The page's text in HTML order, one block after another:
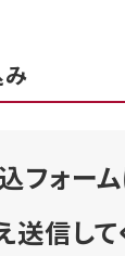
フォー
送信して